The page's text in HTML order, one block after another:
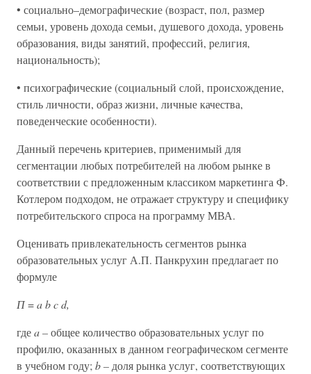
• социально–демографические (возраст, пол, размер
семьи, уровень дохода семьи, душевого дохода, уровень
образования, виды занятий, профессий, религия,
национальность);
• психографические (социальный слой, происхождение,
стиль личности, образ жизни, личные качества,
поведенческие особенности).
Данный перечень критериев, применимый для
сегментации любых потребителей на любом рынке в
соответствии с предложенным классиком маркетинга Ф.
Котлером подходом, не отражает структуру и специфику
потребительского спроса на программу МВА.
Оценивать привлекательность сегментов рынка
образовательных услуг А.П. Панкрухин предлагает по
формуле
П=a b c d,
гдеa –общее количество образовательных услуг по
профилю, оказанных в данном географическом сегменте
в учебном году; b – доля рынка услуг, соответствующих